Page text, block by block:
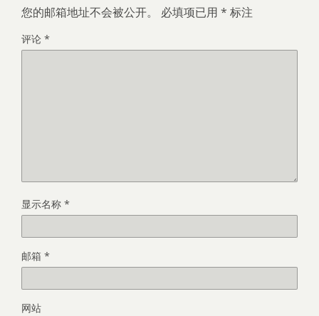
您的邮箱地址不会被公开。 必填项已用 * 标注
评论 *
显示名称 *
邮箱 *
网站